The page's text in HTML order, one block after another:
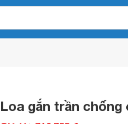
Loa gắn trần chống